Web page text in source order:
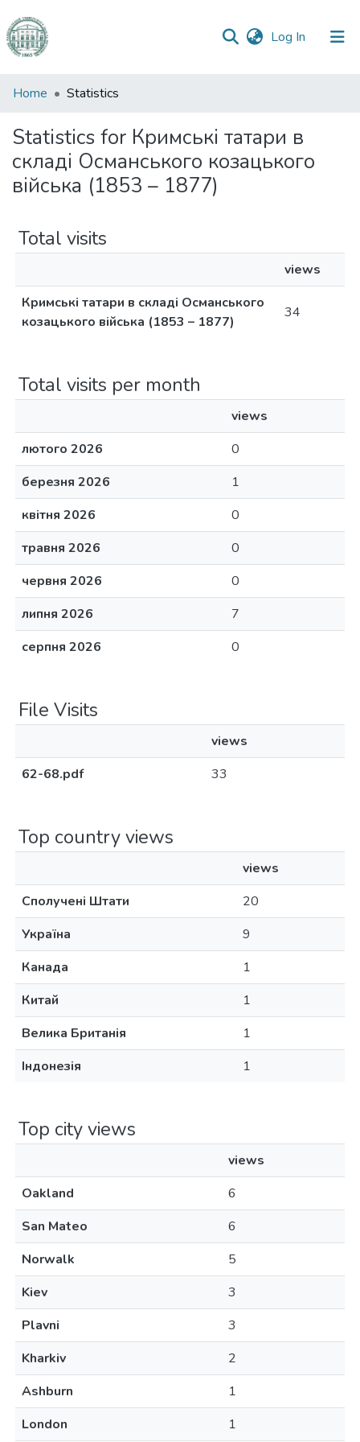
Log In (current)
Communities
Collections
All of DSpace
Home Statistics
Statistics for Кримські татари в
складі Османського козацького
війська (1853 – 1877)
Total visits
views
Кримські татари в складі Османського
козацького війська (1853 – 1877)
34
Total visits per month
views
лютого 2026
0
березня 2026
1
квітня 2026
0
травня 2026
0
червня 2026
0
липня 2026
7
серпня 2026
0
File Visits
views
62-68.pdf
33
Top country views
views
Сполучені Штати
20
Україна
9
Канада
1
Китай
1
Велика Британія
1
Індонезія
1
Top city views
views
Oakland
6
San Mateo
6
Norwalk
5
Kiev
3
Plavni
3
Kharkiv
2
Ashburn
1
London
1